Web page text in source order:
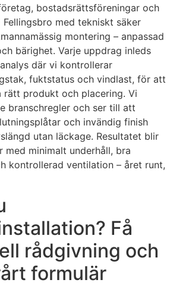
bostadsrättsföreningar och
med tekniskt säker
montering – anpassad
bärighet. Varje uppdrag inleds
där vi kontrollerar
fuktstatus och vindlast, för att
rätt produkt och placering. Vi
branschregler och ser till att
och invändig finish
utan läckage. Resultatet blir
minimalt underhåll, bra
kontrollerad ventilation – året runt,
Få
rådgivning och
formulär